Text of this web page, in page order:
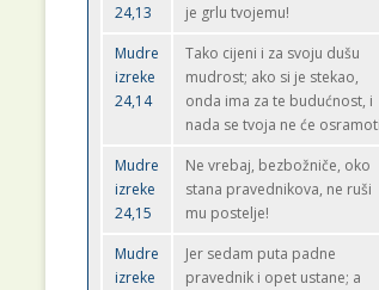
24,13
je grlu tvojemu!
Mudre
izreke
24,14
Tako cijeni i za svoju dušu
mudrost; ako si je stekao,
onda ima za te budućnost, i
nada se tvoja ne će
Mudre
izreke
24,15
Ne vrebaj, bezbožniče, oko
stana pravednikova, ne ruši
mu postelje!
Mudre
izreke
Jer sedam puta padne
pravednik i opet ustane; a